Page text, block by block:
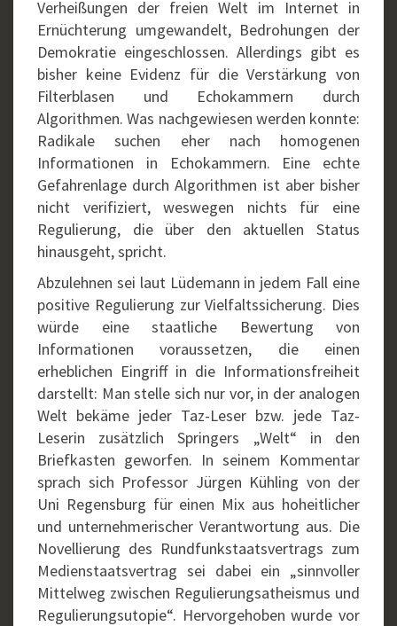
Verheißungen der freien Welt im Internet in
Ernüchterung umgewandelt, Bedrohungen der
Demokratie eingeschlossen. Allerdings gibt es
bisher keine Evidenz für die Verstärkung von
Filterblasen und Echokammern durch
Algorithmen. Was nachgewiesen werden konnte:
Radikale suchen eher nach homogenen
Informationen in Echokammern. Eine echte
Gefahrenlage durch Algorithmen ist aber bisher
nicht verifiziert, weswegen nichts für eine
Regulierung, die über den aktuellen Status
hinausgeht, spricht.
Abzulehnen sei laut Lüdemann in jedem Fall eine
positive Regulierung zur Vielfaltssicherung. Dies
würde eine staatliche Bewertung von
Informationen voraussetzen, die einen
erheblichen Eingriff in die Informationsfreiheit
darstellt: Man stelle sich nur vor, in der analogen
Welt bekäme jeder Taz-Leser bzw. jede Taz-
Leserin zusätzlich Springers „Welt“ in den
Briefkasten geworfen. In seinem Kommentar
sprach sich Professor Jürgen Kühling von der
Uni Regensburg für einen Mix aus hoheitlicher
und unternehmerischer Verantwortung aus. Die
Novellierung des Rundfunkstaatsvertrags zum
Medienstaatsvertrag sei dabei ein „sinnvoller
Mittelweg zwischen Regulierungsatheismus und
Regulierungsutopie“. Hervorgehoben wurde vor